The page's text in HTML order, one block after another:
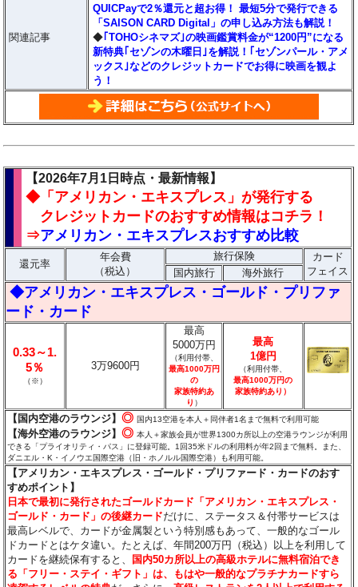
関連記事
QUICPayで2％還元と超お得！ 最短5分で発行できる
「SAISON CARD Digital」の申し込み方法も解説！
◆ ｢TOHOシネマズ｣の映画鑑賞料金が“1200円”になる
新特典｢セゾンの木曜日｣を解説！｢セゾンパール・アメ
ックス｣などのクレジットカードでお得に映画を観よ
う！
【2026年7月1日時点・最新情報】
◆「アメリカン・エキスプレス」が発行する
クレジットカードのおすすめ情報はコチラ！
⇒アメリカン・エキスプレスおすすめ比較
還元率
年会費
（税込）
旅行保険
カード
フェイス
国内旅行 海外旅行
◆アメリカン・エキスプレス・ゴールド・プリファ
ード・カード
0.33～1.
5％
（※）
3万9600円
最高
5000万円
（利用付帯、
最高1000万円
の
家族特約あ
り ）
最高
1億円
（利用付帯、
最高1000万円の
家族特約あり）
【国内空港のラウンジ】◎国内13空港を本人＋同伴者1名まで無料で利用可能
【海外空港のラウンジ】◎ 本人＋家族会員が世界1300カ所以上の空港ラウンジが利用
できる「プライオリティ・パス」に登録可能。1回35米ドルの利用料が年2回まで無料。また、
ダニエル・K・イノウエ国際空港（旧・ホノルル国際空港）も利用可能。
【アメリカン・エキスプレス・ゴールド・プリファード・カードのおす
すめポイント】
日本で最初に発行されたゴールドカード「アメリカン・エキスプレス・
ゴールド・カード」の後継カードだけに、ステータス＆付帯サービスは
最高レベルで、カードが金属製という特別感もあって、一般的なゴール
ドカードとはケタ違い。たとえば、年間200万円（税込）以上を利用して
カードを継続保有すると、 国内50カ所以上の高級ホテルに無料宿泊でき
る「フリー・ステイ・ギフト」は、もはや一般的なプラチナカードすら